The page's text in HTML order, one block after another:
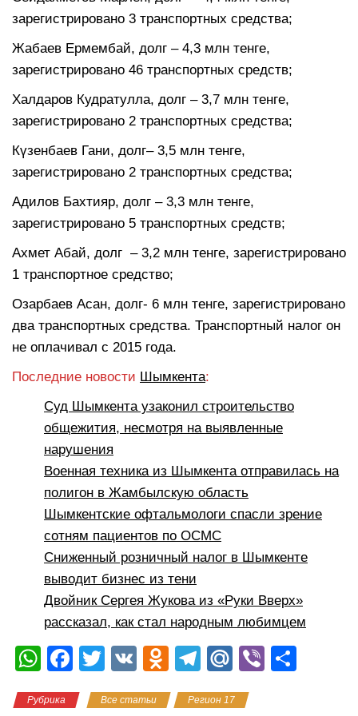
зарегистрировано 3 транспортных средства;
Жабаев Ермембай, долг – 4,3 млн тенге,
зарегистрировано 46 транспортных средств;
Халдаров Кудратулла, долг – 3,7 млн тенге,
зарегистрировано 2 транспортных средства;
Күзенбаев Гани, долг– 3,5 млн тенге,
зарегистрировано 2 транспортных средства;
Адилов Бахтияр, долг – 3,3 млн тенге,
зарегистрировано 5 транспортных средств;
Ахмет Абай, долг – 3,2 млн тенге, зарегистрировано
1 транспортное средство;
Озарбаев Асан, долг- 6 млн тенге, зарегистрировано
два транспортных средства. Транспортный налог он
не оплачивал с 2015 года.
Последние новости Шымкента:
Суд Шымкента узаконил строительство
общежития, несмотря на выявленные
нарушения
Военная техника из Шымкента отправилась на
полигон в Жамбылскую область
Шымкентские офтальмологи спасли зрение
сотням пациентов по ОСМС
Сниженный розничный налог в Шымкенте
выводит бизнес из тени
Двойник Сергея Жукова из «Руки Вверх»
рассказал, как стал народным любимцем
W
at
F
c
T
tt
V
O
n
T
e
M
.R
Vi
Рубрика Все статьи Регион 17